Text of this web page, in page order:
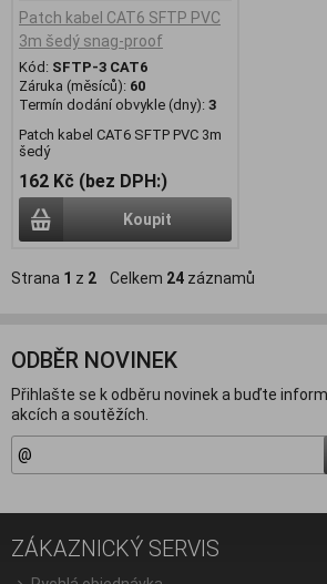
Patch kabel CAT6 SFTP PVC
3m šedý snag-proof
Kód: SFTP-3 CAT6
Záruka (měsíců): 60
Termín dodání obvykle (dny): 3
Patch kabel CAT6 SFTP PVC 3m
šedý
162 Kč (bez DPH:)
Koupit
Strana 1 z 2 Celkem 24 záznamů
ODBĚR NOVINEK
Přihlašte se k odběru novinek a buďte
akcích a soutěžích.
ZÁKAZNICKÝ SERVIS